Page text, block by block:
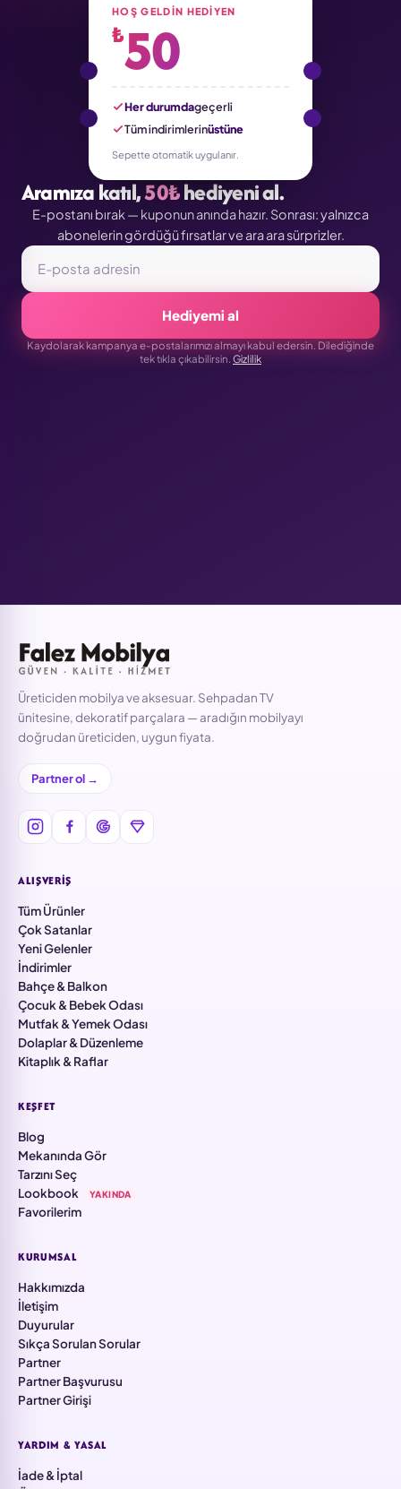
HOŞ GELDIN HEDIYEN
₺50
Her durumdageçerli
Tüm indirimlerinüstüne
Sepette otomatik uygulanır.
Aramıza katıl,50₺hediyeni al.
E-postanı bırak — kuponun anında hazır. Sonrası: yalnızca
abonelerin gördüğü fırsatlar ve ara ara sürprizler.
Hediyemi al
Kaydolarak kampanya e-postalarımızı almayı kabul edersin. Dilediğinde
tek tıkla çıkabilirsin. Gizlilik
Üreticiden mobilya ve aksesuar. Sehpadan TV
ünitesine, dekoratif parçalara — aradığın mobilyayı
doğrudan üreticiden, uygun fiyata.
Partner ol →
ALIŞVERIŞ
Tüm Ürünler
Çok Satanlar
Yeni Gelenler
İndirimler
Bahçe & Balkon
Çocuk & Bebek Odası
Mutfak & Yemek Odası
Dolaplar & Düzenleme
Kitaplık & Raflar
KEŞFET
Blog
Mekanında Gör
Tarzını Seç
Lookbook
YAKINDA
Favorilerim
KURUMSAL
Hakkımızda
İletişim
Duyurular
Sıkça Sorulan Sorular
Partner
Partner Başvurusu
Partner Girişi
YARDIM & YASAL
İade & İptal